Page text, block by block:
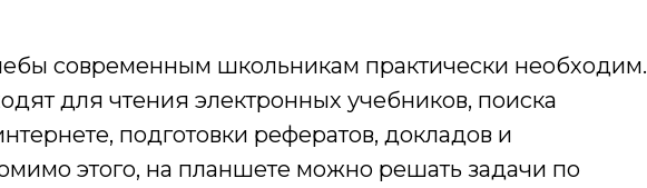
современным школьникам практически необходим.
для чтения электронных учебников, поиска
подготовки рефератов, докладов и
этого, на планшете можно решать задачи по